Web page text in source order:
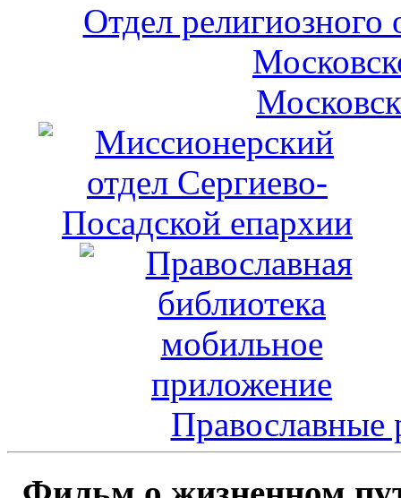
Отдел религиозного
Православные